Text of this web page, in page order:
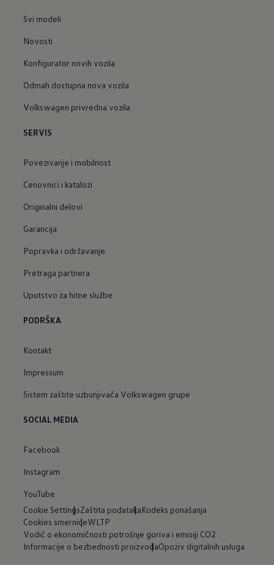
Svi modeli
Novosti
Konfigurator novih vozila
Odmah dostupna nova vozila
Volkswagen privredna vozila
SERVIS
Povezivanje i mobilnost
Cenovnici i katalozi
Originalni delovi
Garancija
Popravka i održavanje
Pretraga partnera
Uputstvo za hitne službe
PODRŠKA
Kontakt
Impressum
Sistem zaštite uzbunjivača Volkswagen grupe
SOCIAL MEDIA
Facebook
Instagram
YouTube
Cookie SettingsZaštita podatakaKodeks ponašanja
Cookies smerniceWLTP
Vodič o ekonomičnosti potrošnje goriva i emisiji CO2
Informacije o bezbednosti proizvodaOpoziv digitalnih usluga